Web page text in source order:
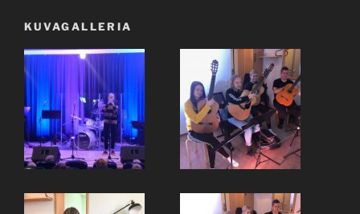
KUVAGALLERIA